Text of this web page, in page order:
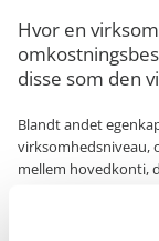
Hvor en
disse som den
Blandt andet
virksomhedsniveau,
mellem hovedkonti,
Det specificeres på